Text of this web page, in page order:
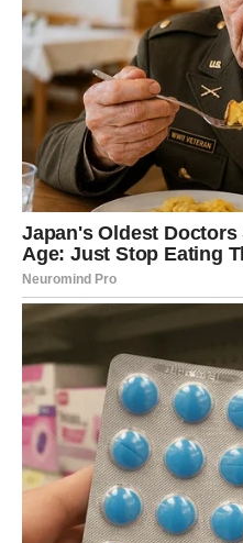
Posebno će sreće imati
nešto svoje ili već dugo
JEDNA OSOBA
SREĆU I NOVE
Zvijezde pokazuju da u
vam mogla pomoći više
Moguće je da će upravo
savjetu ili kontaktu pred
otvoriti vrata mnogo bolje
Nemojte ignorisati ljude koji
LJUBAV – MIR
SA USPJEHOM